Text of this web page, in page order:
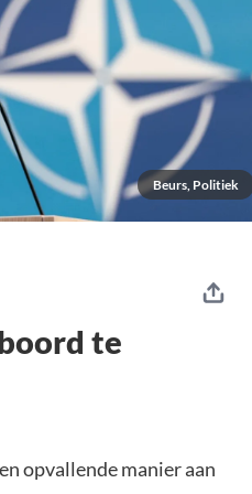
Beurs, Politiek
te
opvallende manier aan